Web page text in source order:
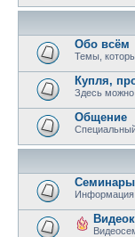
Обо всём
Темы,
Купля,
Здесь можно
Общение
Семинары
Информация